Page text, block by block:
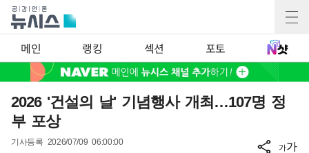
메인 랭킹 섹션 포토
2026 '건설의 날' 기념행사 개최…107명 정
부 포상
기사등록 2026/07/09 06:00:00
가가